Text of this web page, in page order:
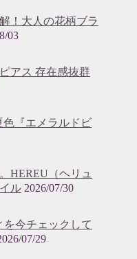
！大人の花柄ブラ
03
アス 存在感抜群
色『エメラルドビ
HEREU（ヘリュ
ル 2026/07/30
を今チェックして
07/29